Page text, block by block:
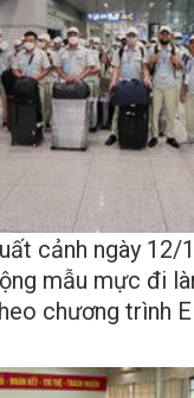
cảnh ngày 12/
mẫu mực đi
chương trình